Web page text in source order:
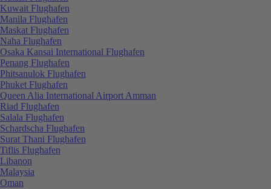
Kuwait Flughafen
Manila Flughafen
Maskat Flughafen
Naha Flughafen
Osaka Kansai International Flughafen
Penang Flughafen
Phitsanulok Flughafen
Phuket Flughafen
Queen Alia International Airport Amman
Riad Flughafen
Salala Flughafen
Schardscha Flughafen
Surat Thani Flughafen
Tiflis Flughafen
Libanon
Malaysia
Oman